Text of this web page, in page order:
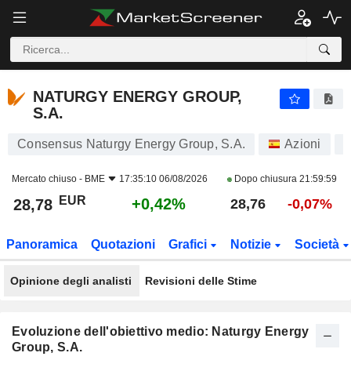
NATURGY ENERGY GROUP,
S.A.
Consensus Naturgy Energy Group, S.A. Azioni
Mercato chiuso - BME 17:35:10 06/08/2026 Dopo chiusura 21:59:59
28,78 EUR +0,42% 28,76 -0,07%
Panoramica Quotazioni Grafici Notizie Società
Opinione degli analisti Revisioni delle Stime
Evoluzione dell'obiettivo medio: Naturgy Energy
Group, S.A.